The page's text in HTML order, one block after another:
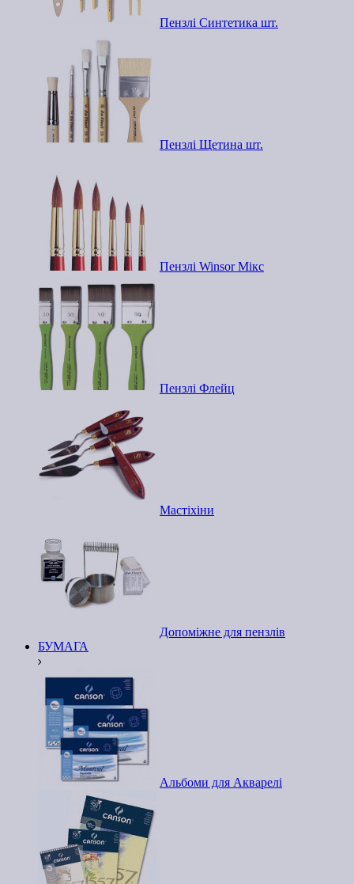
Пензлі Синтетика шт.
Пензлі Щетина шт.
Пензлі Winsor Мікс
Пензлі Флейц
Мастіхіни
Допоміжне для пензлів
БУМАГА
Альбоми для Акварелі